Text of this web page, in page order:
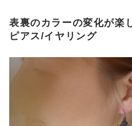
表裏のカラーの変化が
ピアス/イヤリング